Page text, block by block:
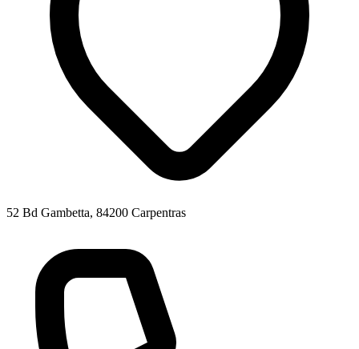
52 Bd Gambetta, 84200 Carpentras